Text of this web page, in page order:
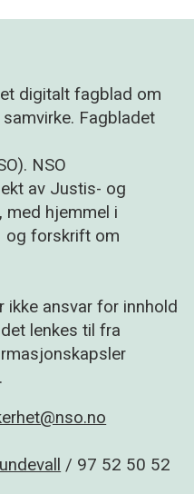
digitalt fagblad om
Fagbladet
NSO
av Justis- og
med hjemmel i
og forskrift om
ikke ansvar for innhold
lenkes til fra
/ 97 52 50 52